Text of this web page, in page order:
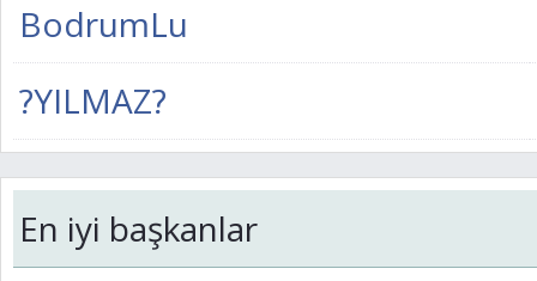
BodrumLu
?YILMAZ?
En iyi başkanlar